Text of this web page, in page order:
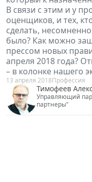
В связи с этим и у
оценщиков, и тех,
сделать,
было? Как можно
прессом новых
апреля 2018 года?
– в колонке нашего
13 апреля 2018Профессия
Тимофеев
Управляющий
партнеры"